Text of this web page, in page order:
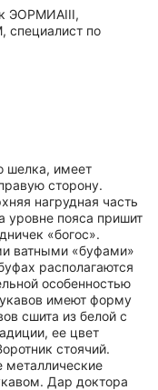
ЭОРМИАIII,
специалист по
шелка, имеет
сторону.
нагрудная часть
уровне пояса пришит
«богос».
ватными «буфами»
располагаются
особенностью
имеют форму
сшита из белой с
ее цвет
стоячий.
металлические
Дар доктора